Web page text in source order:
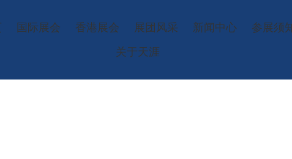
国际展会 香港展会 展团风采 新闻中心
参展须
关于天涯